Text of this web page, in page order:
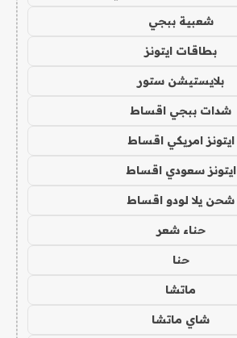
شعبية ببجي
بطاقات ايتونز
بلايستيشن ستور
شدات ببجي اقساط
ايتونز امريكي اقساط
ايتونز سعودي اقساط
شحن يلا لودو اقساط
حناء شعر
حنا
ماتشا
شاي ماتشا